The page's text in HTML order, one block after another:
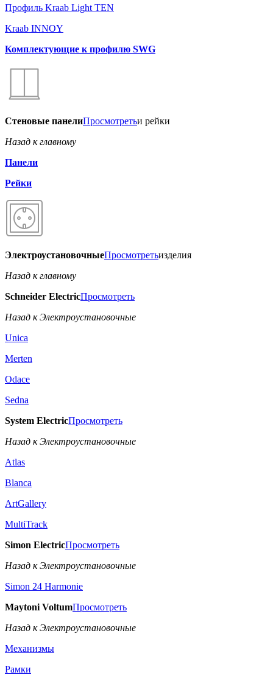
Профиль Kraab Light TEN
Kraab INNOY
Комплектующие к профилю SWG
Стеновые панелиПросмотретьи рейки
Назад к главному
Панели
Рейки
ЭлектроустановочныеПросмотретьизделия
Назад к главному
Schneider ElectricПросмотреть
Назад к Электроустановочные
Unica
Merten
Odace
Sedna
System ElectricПросмотреть
Назад к Электроустановочные
Atlas
Blanca
ArtGallery
MultiTrack
Simon ElectricПросмотреть
Назад к Электроустановочные
Simon 24 Harmonie
Maytoni VoltumПросмотреть
Назад к Электроустановочные
Механизмы
Рамки